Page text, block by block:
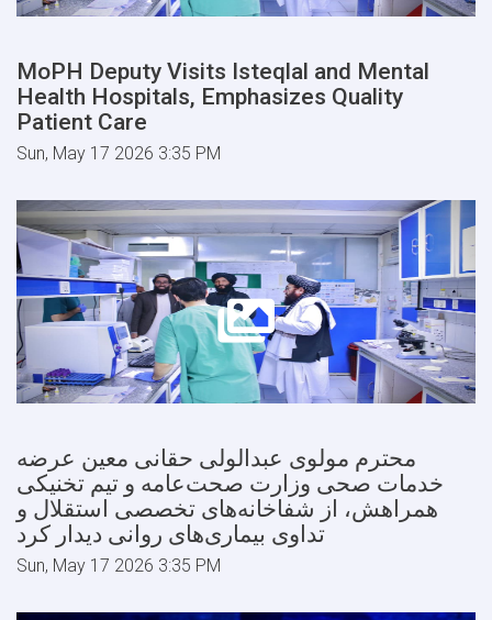
MoPH Deputy Visits Isteqlal and Mental
Health Hospitals, Emphasizes Quality
Patient Care
Sun, May 17 2026 3:35 PM
محترم مولوی عبدالولی حقانی معین عرضه
خدمات صحی وزارت صحت‌عامه و تیم تخنیکی
همراهش، از شفاخانه‌های تخصصی استقلال و
تداوی بیماری‌های روانی دیدار کرد
Sun, May 17 2026 3:35 PM